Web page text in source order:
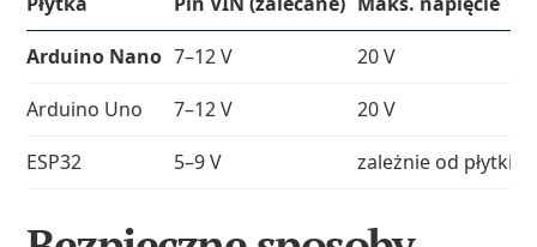
Arduino Nano 7–12 V 20 V
Arduino Uno
7–12 V 20 V
ESP32
5–9 V zależnie od płytki